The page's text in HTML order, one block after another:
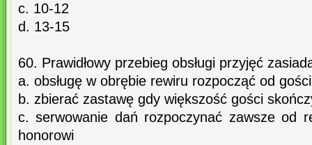
c. 10-12
d. 13-15
60. Prawidłowy przebieg obsługi przyjęć
a. obsługę w obrębie rewiru rozpocząć od
b. zbierać zastawę gdy większość gości
c. serwowanie dań rozpoczynać zawsze od
honorowi